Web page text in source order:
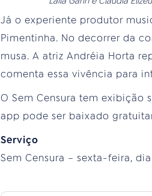
Já o experiente produtor
Pimentinha. No decorrer da
musa. A atriz Andréia Horta
comenta essa vivência para
O Sem Censura tem exibição
app pode ser baixado
Serviço
Sem Censura – sexta-feira,